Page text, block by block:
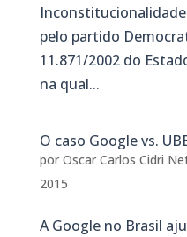
Inconstitucionalidade
pelo partido
11.871/2002 do
na qual...
O caso Google vs.
por Oscar Carlos Cidri
2015
A Google no Brasil